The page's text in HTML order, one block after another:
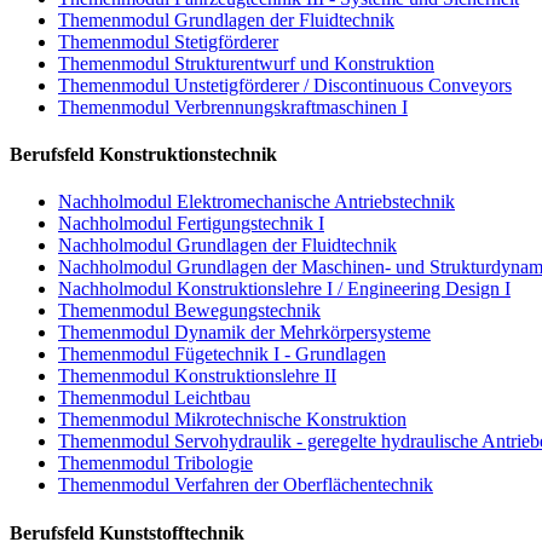
Themenmodul Grundlagen der Fluidtechnik
Themenmodul Stetigförderer
Themenmodul Strukturentwurf und Konstruktion
Themenmodul Unstetigförderer / Discontinuous Conveyors
Themenmodul Verbrennungskraftmaschinen I
Berufsfeld Konstruktionstechnik
Nachholmodul Elektromechanische Antriebstechnik
Nachholmodul Fertigungstechnik I
Nachholmodul Grundlagen der Fluidtechnik
Nachholmodul Grundlagen der Maschinen- und
Nachholmodul Konstruktionslehre I / Engineering Design I
Themenmodul Bewegungstechnik
Themenmodul Dynamik der Mehrkörpersysteme
Themenmodul Fügetechnik I - Grundlagen
Themenmodul Konstruktionslehre II
Themenmodul Leichtbau
Themenmodul Mikrotechnische Konstruktion
Themenmodul Servohydraulik - geregelte hydraulische
Themenmodul Tribologie
Themenmodul Verfahren der Oberflächentechnik
Berufsfeld Kunststofftechnik